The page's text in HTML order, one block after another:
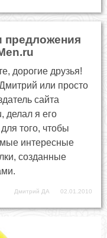
дорогие друзья!
или просто
сайта
делал я его
того, чтобы
интересные
созданные
Дмитрий ДА 02.01.2010